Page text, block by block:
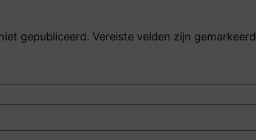
gepubliceerd. Vereiste velden zijn gemarkeerd